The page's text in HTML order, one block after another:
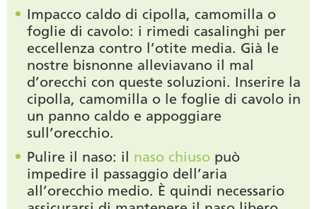
Impacco caldo di cipolla, camomilla o
foglie di cavolo: i rimedi casalinghi per
eccellenza contro l’otite media. Già le
nostre bisnonne alleviavano il mal
d’orecchi con queste soluzioni. Inserire la
cipolla, camomilla o le foglie di cavolo in
un panno caldo e appoggiare
sull’orecchio.
Pulire il naso: il naso chiuso può
impedire il passaggio dell’aria
all’orecchio medio. È quindi necessario